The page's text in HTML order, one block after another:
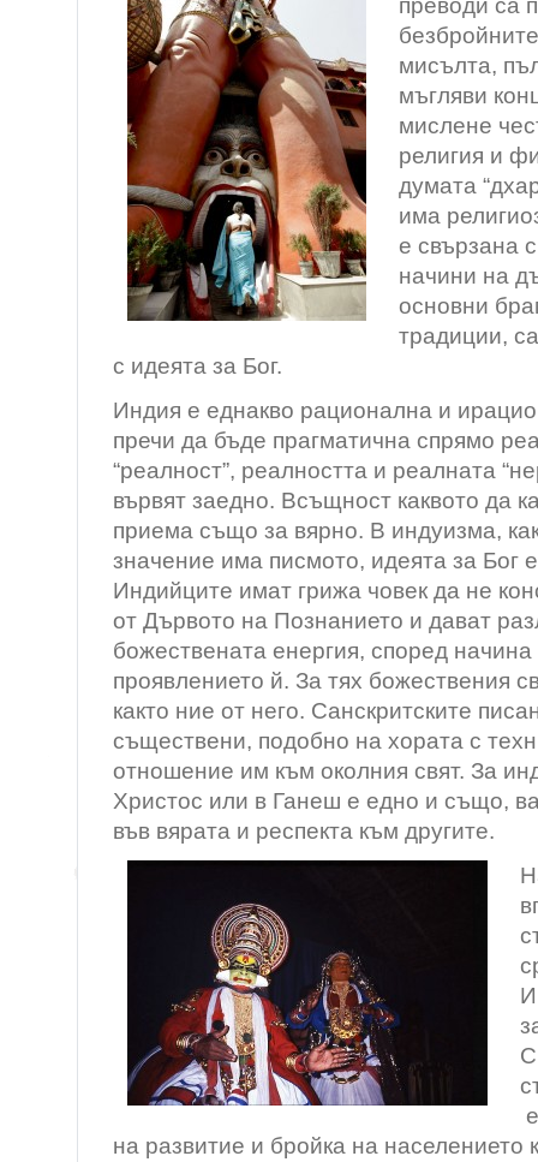
преводи са
мисълта,
мъгляви
мислене
религия и
думата
има
е свързана
начини на
основни
традиции,
с идеята за Бог.
Индия е еднакво рационална и
пречи да бъде прагматична спрямо
“реалност”, реалността и реалната
вървят заедно. Всъщност каквото да
приема също за вярно. В индуизма,
значение има писмото, идеята за Бог
Индийците имат грижа човек да не
от Дървото на Познанието и дават
божествената енергия, според
проявлението й. За тях божествения
както ние от него. Санскритските
съществени, подобно на хората с
отношение им към околния свят. За
Христос или в Ганеш е едно и също,
във вярата и респекта към другите.
на развитие и бройка на населението